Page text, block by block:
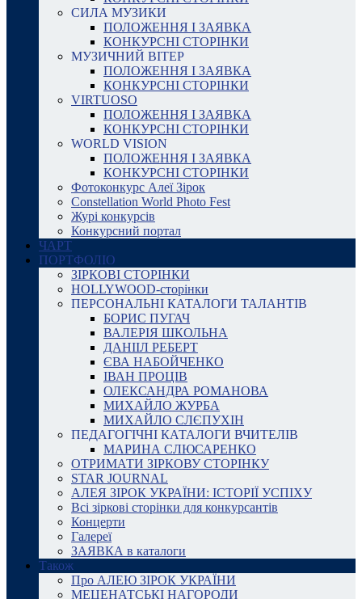
СИЛА МУЗИКИ
ПОЛОЖЕННЯ І ЗАЯВКА
КОНКУРСНІ СТОРІНКИ
МУЗИЧНИЙ ВІТЕР
ПОЛОЖЕННЯ І ЗАЯВКА
КОНКУРСНІ СТОРІНКИ
VIRTUOSO
ПОЛОЖЕННЯ І ЗАЯВКА
КОНКУРСНІ СТОРІНКИ
WORLD VISION
ПОЛОЖЕННЯ І ЗАЯВКА
КОНКУРСНІ СТОРІНКИ
Фотоконкурс Алеї Зірок
Constellation World Photo Fest
Журі конкурсів
Конкурсний портал
ЧАРТ
ПОРТФОЛІО
ЗІРКОВІ СТОРІНКИ
HOLLYWOOD-сторінки
ПЕРСОНАЛЬНІ КАТАЛОГИ ТАЛАНТІВ
БОРИС ПУГАЧ
ВАЛЕРІЯ ШКОЛЬНА
ДАНІІЛ РЕБЕРТ
ЄВА НАБОЙЧЕНКО
ІВАН ПРОЦІВ
ОЛЕКСАНДРА РОМАНОВА
МИХАЙЛО ЖУРБА
МИХАЙЛО СЛЄПУХІН
ПЕДАГОГІЧНІ КАТАЛОГИ ВЧИТЕЛІВ
МАРИНА СЛЮСАРЕНКО
ОТРИМАТИ ЗІРКОВУ СТОРІНКУ
STAR JOURNAL
АЛЕЯ ЗІРОК УКРАЇНИ: ІСТОРІЇ УСПІХУ
Всі зіркові сторінки для конкурсантів
Концерти
Галереї
ЗАЯВКА в каталоги
Також
Про АЛЕЮ ЗІРОК УКРАЇНИ
МЕЦЕНАТСЬКІ НАГОРОДИ